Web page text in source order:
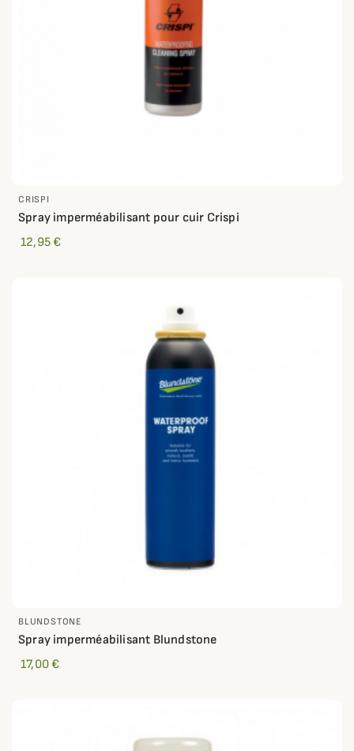
CRISPI
Spray imperméabilisant pour cuir Crispi
12,95 €
BLUNDSTONE
Spray imperméabilisant Blundstone
17,00 €